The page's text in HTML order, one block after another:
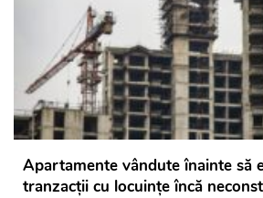
Apartamente vândute înainte să
tranzacții cu locuințe încă